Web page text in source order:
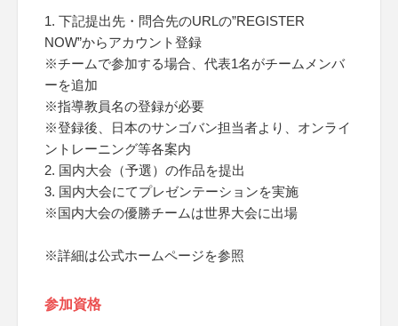
1. 下記提出先・問合先のURLの”REGISTER
NOW”からアカウント登録
※チームで参加する場合、代表1名がチームメンバ
ーを追加
※指導教員名の登録が必要
※登録後、日本のサンゴバン担当者より、オンライ
ントレーニング等各案内
2. 国内大会（予選）の作品を提出
3. 国内大会にてプレゼンテーションを実施
※国内大会の優勝チームは世界大会に出場
※詳細は公式ホームページを参照
参加資格